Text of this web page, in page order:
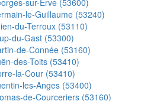
sur-Erve (53600)
le-Guillaume (53240)
du-Terroux (53110)
du-Gast (53300)
de-Connée (53160)
des-Toits (53410)
la-Cour (53410)
les-Anges (53400)
de-Courceriers (53160)